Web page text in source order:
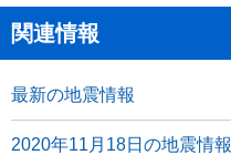
関連情報
最新の地震情報
2020年11月18日の地震情報